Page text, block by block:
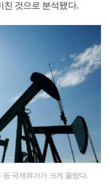
친 것으로 분석됐다.
국제유가가 크게 올랐다.